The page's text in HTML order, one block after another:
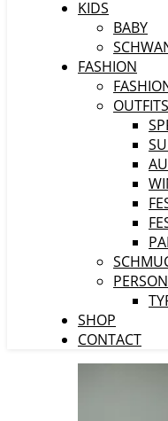
KIDS
BABY
FASHION
OUTFITS
SHOP
CONTACT